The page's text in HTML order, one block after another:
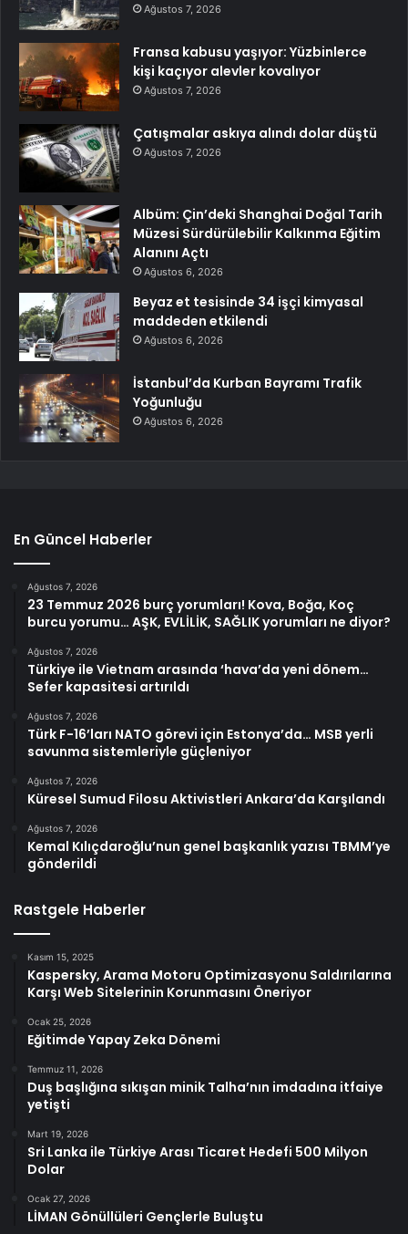
Ağustos 7, 2026
Fransa kabusu yaşıyor: Yüzbinlerce
kişi kaçıyor alevler kovalıyor
Ağustos 7, 2026
Çatışmalar askıya alındı dolar düştü
Ağustos 7, 2026
Albüm: Çin’deki Shanghai Doğal Tarih
Müzesi Sürdürülebilir Kalkınma Eğitim
Alanını Açtı
Ağustos 6, 2026
Beyaz et tesisinde 34 işçi kimyasal
maddeden etkilendi
Ağustos 6, 2026
İstanbul’da Kurban Bayramı Trafik
Yoğunluğu
Ağustos 6, 2026
En Güncel Haberler
Ağustos 7, 2026
23 Temmuz 2026 burç yorumları! Kova, Boğa, Koç
burcu yorumu… AŞK, EVLİLİK, SAĞLIK yorumları ne diyor?
Ağustos 7, 2026
Türkiye ile Vietnam arasında ‘hava’da yeni dönem…
Sefer kapasitesi artırıldı
Ağustos 7, 2026
Türk F-16’ları NATO görevi için Estonya’da… MSB yerli
savunma sistemleriyle güçleniyor
Ağustos 7, 2026
Küresel Sumud Filosu Aktivistleri Ankara’da Karşılandı
Ağustos 7, 2026
Kemal Kılıçdaroğlu’nun genel başkanlık yazısı TBMM’ye
gönderildi
Rastgele Haberler
Kasım 15, 2025
Kaspersky, Arama Motoru Optimizasyonu Saldırılarına
Karşı Web Sitelerinin Korunmasını Öneriyor
Ocak 25, 2026
Eğitimde Yapay Zeka Dönemi
Temmuz 11, 2026
Duş başlığına sıkışan minik Talha’nın imdadına itfaiye
yetişti
Mart 19, 2026
Sri Lanka ile Türkiye Arası Ticaret Hedefi 500 Milyon
Dolar
Ocak 27, 2026
LİMAN Gönüllüleri Gençlerle Buluştu